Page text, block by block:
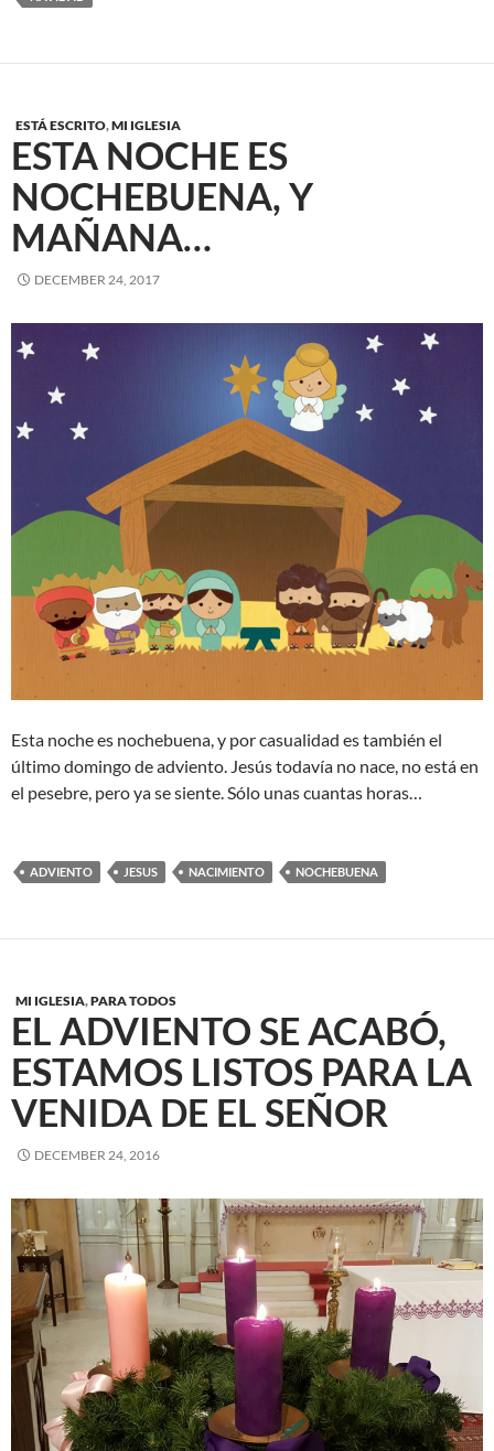
ESTÁ ESCRITO,MI IGLESIA
ESTA NOCHE ES
NOCHEBUENA, Y
MAÑANA…
DECEMBER 24, 2017
Esta noche es nochebuena, y por casualidad es también el
último domingo de adviento. Jesús todavía no nace, no está en
el pesebre, pero ya se siente. Sólo unas cuantas horas…
ADVIENTO JESUS NACIMIENTO NOCHEBUENA
MI IGLESIA,PARA TODOS
EL ADVIENTO SE ACABÓ,
ESTAMOS LISTOS PARA LA
VENIDA DE EL SEÑOR
DECEMBER 24, 2016